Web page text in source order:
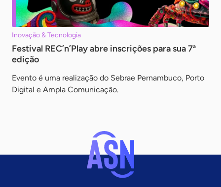
Inovação & Tecnologia
Festival REC’n’Play abre inscrições para sua 7ª
edição
Evento é uma realização do Sebrae Pernambuco, Porto
Digital e Ampla Comunicação.